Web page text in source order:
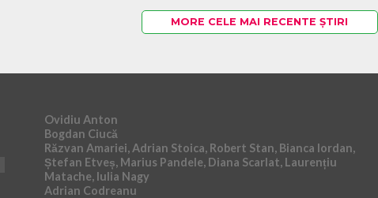
MORE CELE MAI RECENTE ȘTIRI
Ovidiu Anton
Bogdan Ciucă
Răzvan Amariei, Adrian Stoica, Robert Stan, Bianca Iordan,
Ștefan Etveș, Marius Pandele, Diana Scarlat, Laurențiu
Matache, Iulia Nagy
Adrian Codreanu